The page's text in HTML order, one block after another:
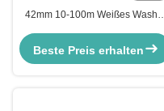
42mm 10-100m Weißes Washi-
Hochtemperaturwiderstand
Beste Preis erhalten